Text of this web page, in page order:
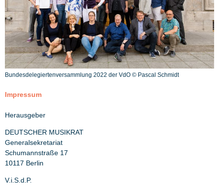
Bundesdelegiertenversammlung 2022 der VdO © Pascal Schmidt
Impressum
Herausgeber
DEUTSCHER MUSIKRAT
Generalsekretariat
Schumannstraße 17
10117 Berlin
V.i.S.d.P.